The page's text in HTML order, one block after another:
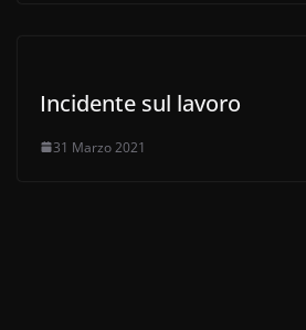
Incidente sul lavoro
31 Marzo 2021